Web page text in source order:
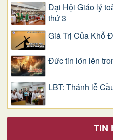
Đại Hội Giáo lý
thứ 3
Giá Trị Của Khổ
Đức tin lớn lên
LBT: Thánh lễ
TIN